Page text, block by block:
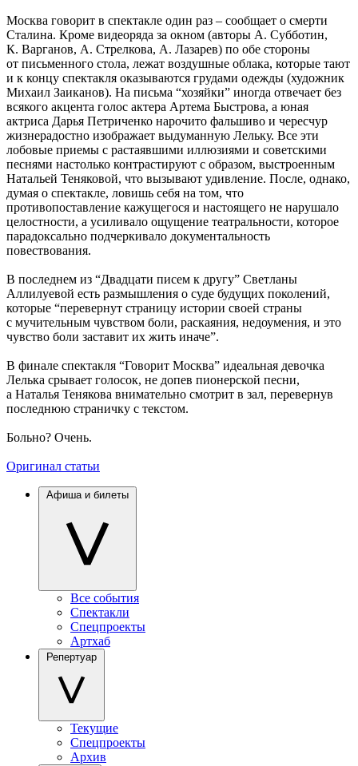
Москва говорит в спектакле один раз – сообщает о смерти
Сталина. Кроме видеоряда за окном (авторы А. Субботин,
К. Варганов, А. Стрелкова, А. Лазарев) по обе стороны
от письменного стола, лежат воздушные облака, которые тают
и к концу спектакля оказываются грудами одежды (художник
Михаил Заиканов). На письма “хозяйки” иногда отвечает без
всякого акцента голос актера Артема Быстрова, а юная
актриса Дарья Петриченко нарочито фальшиво и чересчур
жизнерадостно изображает выдуманную Лельку. Все эти
лобовые приемы с растаявшими иллюзиями и советскими
песнями настолько контрастируют с образом, выстроенным
Натальей Теняковой, что вызывают удивление. После, однако,
думая о спектакле, ловишь себя на том, что
противопоставление кажущегося и настоящего не нарушало
целостности, а усиливало ощущение театральности, которое
парадоксально подчеркивало документальность
повествования.
В последнем из “Двадцати писем к другу” Светланы
Аллилуевой есть размышления о суде будущих поколений,
которые “перевернут страницу истории своей страны
с мучительным чувством боли, раскаяния, недоумения, и это
чувство боли заставит их жить иначе”.
В финале спектакля “Говорит Москва” идеальная девочка
Лелька срывает голосок, не допев пионерской песни,
а Наталья Тенякова внимательно смотрит в зал, перевернув
последнюю страничку с текстом.
Больно? Очень.
Оригинал статьи
Афиша и билеты
Все события
Спектакли
Спецпроекты
Артхаб
Репертуар
Текущие
Спецпроекты
Архив